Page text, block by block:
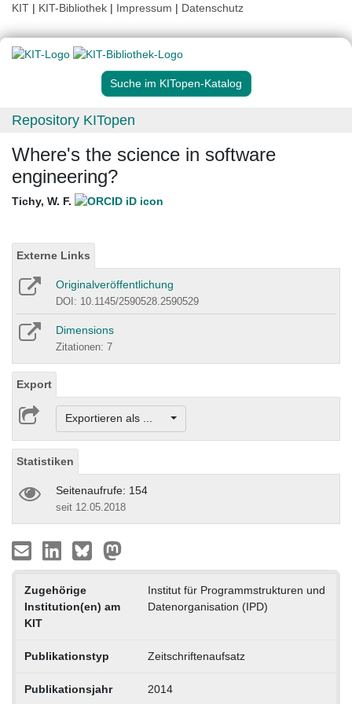
KIT | KIT-Bibliothek | Impressum | Datenschutz
Suche im KITopen-Katalog
Repository KITopen
Where's the science in software
engineering?
Tichy, W. F.
Externe Links
Originalveröffentlichung
DOI: 10.1145/2590528.2590529
Dimensions
Zitationen: 7
Export
Exportieren als ...
Statistiken
Seitenaufrufe: 154
seit 12.05.2018
Zugehörige
Institution(en) am
KIT
Institut für Programmstrukturen und
Datenorganisation (IPD)
Publikationstyp Zeitschriftenaufsatz
Publikationsjahr 2014